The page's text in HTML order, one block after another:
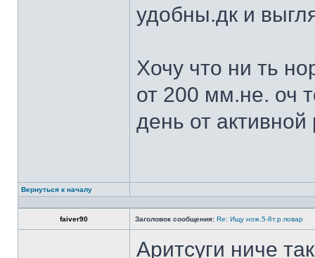
удобны.дк и
Хочу что ни ть
от 200 мм.не. оч
день от
Вернуться к началу
faiver90 Заголовок сообщения: Re: Ищу нож.5-8т.р.повар
Аритсуги ниче